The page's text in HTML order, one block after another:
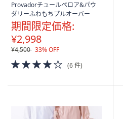
Provadorチュールベロア&パウ
ダリーふわもちプルオーバー
期間限定価格:
¥2,998
¥4,500 33% OFF
4.0
of
(6 件)